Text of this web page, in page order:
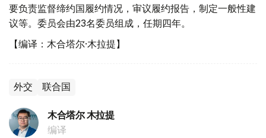
要负责监督缔约国履约情况，审议履约报告，制定一般性建
议等。委员会由23名委员组成，任期四年。
【编译：木合塔尔·木拉提】
外交 联合国
木合塔尔 木拉提
编译